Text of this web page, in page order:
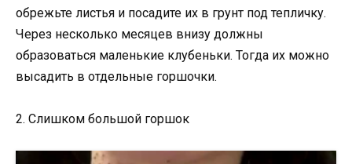
обрежьте листья и посадите их в грунт под тепличку.
Через несколько месяцев внизу должны
образоваться маленькие клубеньки. Тогда их можно
высадить в отдельные горшочки.
2. Слишком большой горшок